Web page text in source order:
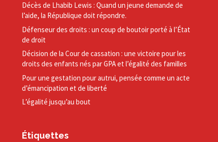
Décès de Lhabib Lewis : Quand un jeune demande de
l’aide, la République doit répondre.
Défenseur des droits : un coup de boutoir porté à l’État
de droit
Décision de la Cour de cassation : une victoire pour les
droits des enfants nés par GPA et l’égalité des familles
Pour une gestation pour autrui, pensée comme un acte
d’émancipation et de liberté
L’égalité jusqu’au bout
Étiquettes